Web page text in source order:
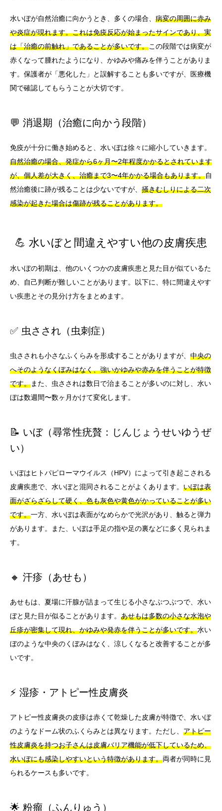
水いぼが自然治癒に向かうとき、多くの場合、 病変の周囲に赤み
や炎症が現れます。これは免疫反応が始まったサインであり、実
は「治癒の前触れ」であることが多いです。この段階では病変が
赤くなって腫れたようになり、かゆみや痛みを伴うことがありま
す。保護者が「悪化した」と誤解することも多いですが、医療機
関で確認してもらうことが大切です。
💬 消退期（治癒に向かう段階）
免疫が十分に働き始めると、水いぼは徐々に縮小していきます。
自然治癒の場合、発症から6ヶ月〜2年程度かかるとされています
が、個人差が大きく、治癒まで3〜4年かかる場合もあります。自
然治癒後に跡が残ることは少ないですが、 掻きむしりによる二次
感染が起きた場合は傷跡が残ることがあります。
💪 水いぼと間違えやすい他の皮膚疾患
水いぼの初期は、他のいくつかの皮膚疾患と見た目が似ているた
め、自己判断が難しいことがあります。以下に、特に間違えやす
い疾患とその見分け方をまとめます。
✅ 虫さされ（虫刺症）
虫さされも小さなふくらみを形成することがありますが、 中央の
へそのようなくぼみはなく、強いかゆみや赤みを伴うことが特徴
です。また、虫さされは数日で治まることが多いのに対し、水い
ぼは数週間〜数ヶ月かけて変化します。
📝 いぼ（尋常性疣贅：じんじょうせいゆうぜ
い）
いぼはヒトパピローマウイルス（HPV）によって引き起こされる
皮膚疾患で、水いぼと混同されることがよくあります。 いぼは表
面がざらざらして硬く、色も灰色や黄色がかっていることが多い
です。一方、水いぼは表面がなめらかで光沢があり、触ると弾力
があります。また、いぼは手足の指や足の裏などに多く見られま
す。
🔸 汗疹（あせも）
あせもは、夏場に汗腺が詰まって生じる小さなぶつぶつで、水い
ぼと見た目が似ることがあります。 あせもは多数の小さな水泡や
丘疹が密集して現れ、かゆみや発赤を伴うことが多いです。水い
ぼのような中央のくぼみはなく、涼しくなると改善することが多
いです。
⚡ 湿疹・アトピー性皮膚炎
アトピー性皮膚炎の皮疹は赤くて乾燥した皮膚が特徴で、水いぼ
のようなドーム状のふくらみとは異なります。ただし、 アトピー
性皮膚炎を持つお子さんは皮膚バリア機能が低下しているため、
水いぼにも感染しやすいという特徴があります。両者が同時に見
られるケースも多いです。
🌟 粉瘤（ふんりゅう）